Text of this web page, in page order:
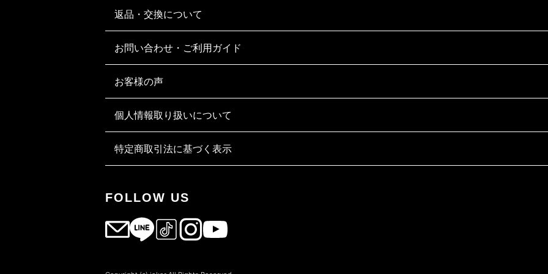
返品・交換について
お問い合わせ・ご利用ガイド
お客様の声
個人情報取り扱いについて
特定商取引法に基づく表示
FOLLOW US